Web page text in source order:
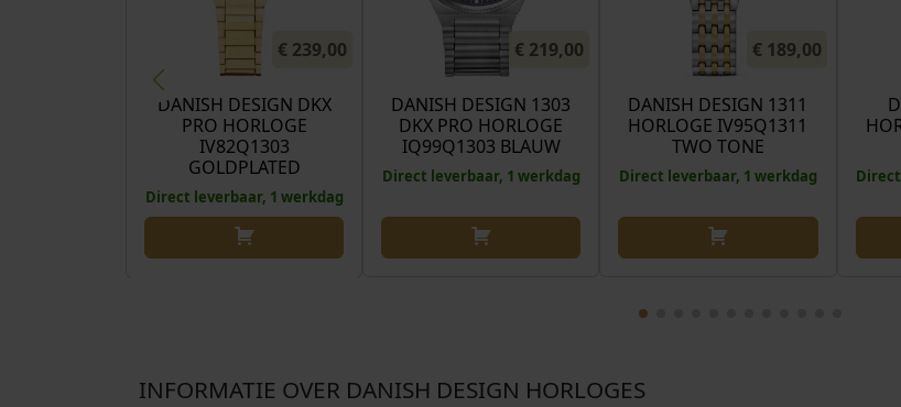
€ 239,00
DANISH DESIGN DKX
PRO HORLOGE
IV82Q1303
GOLDPLATED
Direct leverbaar, 1 werkdag
€ 219,00
DANISH DESIGN 1303
DKX PRO HORLOGE
IQ99Q1303 BLAUW
Direct leverbaar, 1 werkdag
€189,00
DANISH DESIGN 1311
HORLOGE IV95Q1311
TWO TONE
Direct leverbaar, 1 werkdag
INFORMATIE OVER DANISH DESIGN HORLOGES